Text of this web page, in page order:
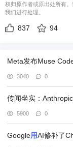
权归原作者或原出处所有
我们进行处理。
837 94
Meta发布Muse Code
3040 0
传闻坐实：
5900 0
Google用AI修补了